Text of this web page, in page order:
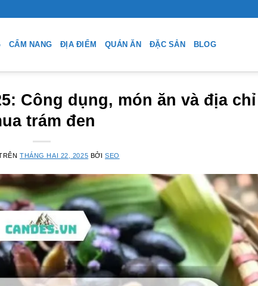
CẨM NANG ĐỊA ĐIỂM QUÁN ĂN ĐẶC SẢN BLOG
Công dụng, món ăn và địa chỉ
trám đen
THÁNG HAI 22, 2025 BỞI SEO